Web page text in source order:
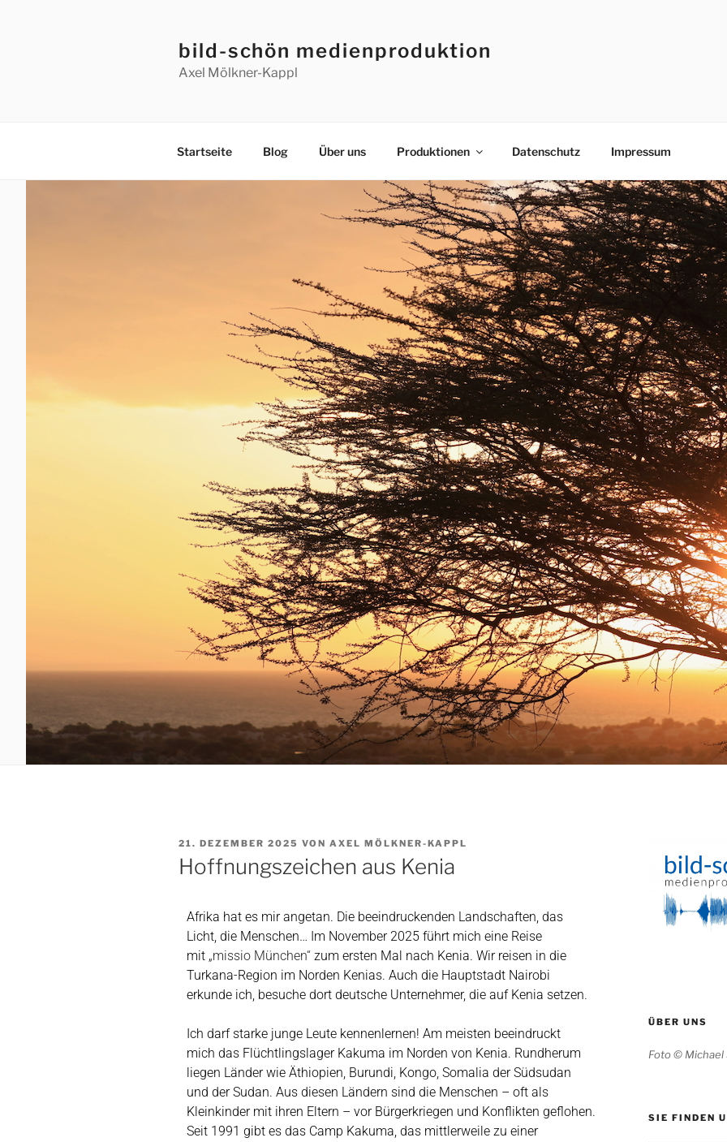
bild-schön medienproduktion
Axel Mölkner-Kappl
Startseite Blog Über uns Produktionen Datenschutz Impressum
21. DEZEMBER 2025 VON AXEL MÖLKNER-KAPPL
Hoffnungszeichen aus Kenia
Afrika hat es mir angetan. Die beeindruckenden Landschaften, das
Licht, die Menschen… Im November 2025 führt mich eine Reise
mit „missio München“ zum ersten Mal nach Kenia. Wir reisen in die
Turkana-Region im Norden Kenias. Auch die Hauptstadt Nairobi
erkunde ich, besuche dort deutsche Unternehmer, die auf Kenia setzen.
Ich darf starke junge Leute kennenlernen! Am meisten beeindruckt
mich das Flüchtlingslager Kakuma im Norden von Kenia. Rundherum
liegen Länder wie Äthiopien, Burundi, Kongo, Somalia der Südsudan
und der Sudan. Aus diesen Ländern sind die Menschen – oft als
Kleinkinder mit ihren Eltern – vor Bürgerkriegen und Konflikten geflohen.
Seit 1991 gibt es das Camp Kakuma, das mittlerweile zu einer
ÜBER UNS
Foto © Michael
SIE FINDEN